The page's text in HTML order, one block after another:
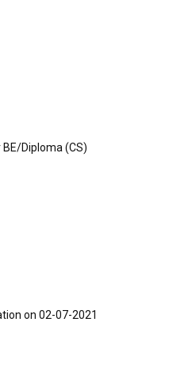
Diploma (CS)
on 02-07-2021